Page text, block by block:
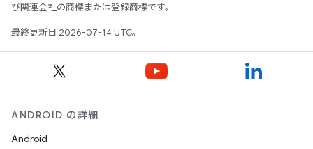
び関連会社の商標または登録商標です。
最終更新日 2026-07-14 UTC。
ANDROID の詳細
Android